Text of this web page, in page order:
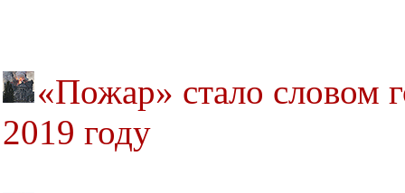
«Пожар» стало словом
2019 году